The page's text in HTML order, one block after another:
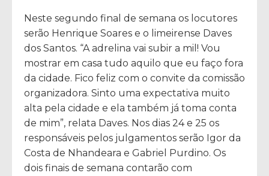
Neste segundo final de semana os locutores
serão Henrique Soares e o limeirense Daves
dos Santos. “A adrelina vai subir a mil! Vou
mostrar em casa tudo aquilo que eu faço fora
da cidade. Fico feliz com o convite da comissão
organizadora. Sinto uma expectativa muito
alta pela cidade e ela também já toma conta
de mim”, relata Daves. Nos dias 24 e 25 os
responsáveis pelos julgamentos serão Igor da
Costa de Nhandeara e Gabriel Purdino. Os
dois finais de semana contarão com